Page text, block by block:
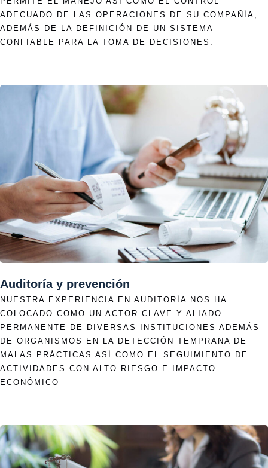
ADECUADO DE LAS OPERACIONES DE SU COMPAÑÍA,
ADEMÁS DE LA DEFINICIÓN DE UN SISTEMA
CONFIABLE PARA LA TOMA DE DECISIONES.
Auditoría y prevención
NUESTRA EXPERIENCIA EN AUDITORÍA NOS HA
COLOCADO COMO UN ACTOR CLAVE Y ALIADO
PERMANENTE DE DIVERSAS INSTITUCIONES ADEMÁS
DE ORGANISMOS EN LA DETECCIÓN TEMPRANA DE
MALAS PRÁCTICAS ASÍ COMO EL SEGUIMIENTO DE
ACTIVIDADES CON ALTO RIESGO E IMPACTO
ECONÓMICO
ALC
Servicios
Blog
Contáctanos
Aviso de privacidad